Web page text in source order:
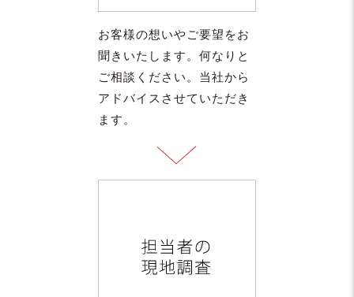
お客様の想いやご要望をお
聞きいたします。何なりと
ご相談ください。当社から
アドバイスさせていただき
ます。